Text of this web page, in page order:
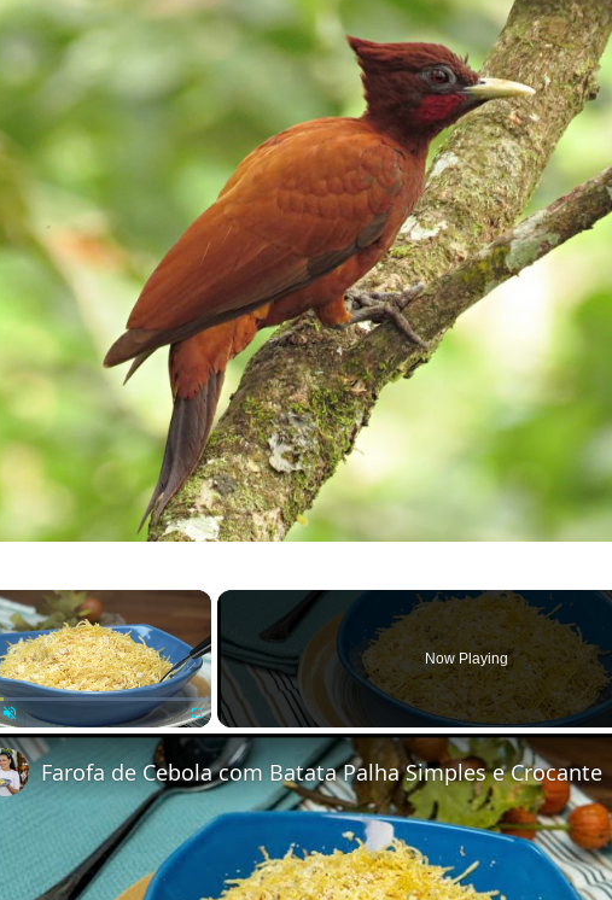
×
Unmute Fullscreen
Now Playing
Farofa de Cebola com Batata Palha Simples e Crocante